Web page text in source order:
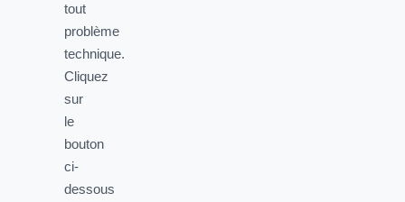
tout
problème
technique.
Cliquez
sur
le
bouton
ci-
dessous